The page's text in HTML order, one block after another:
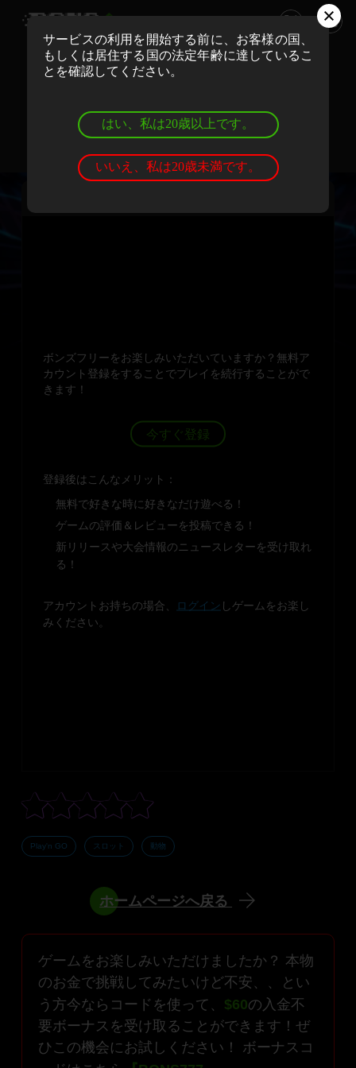
ボンズカジノでリアルマネーでプレイ
ボンズカジノでデモゲームを遊ぼう
登録 ログイン
サービスの利用を開始する前に、お客様の国、
もしくは居住する国の法定年齢に達しているこ
とを確認してください。
はい、私は20歳以上です。
いいえ、私は20歳未満です。
ボンズフリーをお楽しみいただいていますか？無料ア
カウント登録をすることでプレイを続行することがで
きます！
今すぐ登録
登録後はこんなメリット：
無料で好きな時に好きなだけ遊べる！
ゲームの評価＆レビューを投稿できる！
新リリースや大会情報のニュースレターを受け取れ
る！
アカウントお持ちの場合、 ログイン しゲームをお楽し
みください。
Play'n GO スロット 動物
ホームページへ戻る
ゲームをお楽しみいただけましたか？ 本物
のお金で挑戦してみたいけど不安、、とい
う方今ならコードを使って、 $60の入金不
要ボーナスを受け取ることができます！ぜ
ひこの機会にお試しください！ ボーナスコ